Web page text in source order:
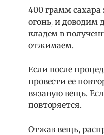
400 грамм сахара
огонь, и доводим
кладем в
отжимаем.
Если после
провести ее
вязаную вещь.
повторяется.
Отжав вещь,